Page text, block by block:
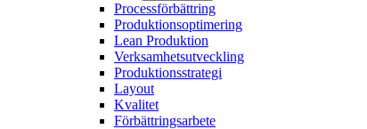
Processförbättring​
Produktionsoptimering​
Lean Produktion​
Verksamhetsutveckling​
Produktionsstrategi​
Layout​
Kvalitet
Förbättringsarbete